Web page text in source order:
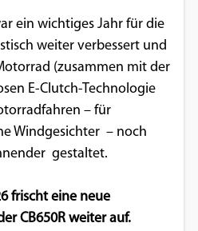
ein wichtiges Jahr für die
weiter verbessert und
(zusammen mit der
E-Clutch-Technologie
– für
Windgesichter – noch
gestaltet.
frischt eine neue
CB650R weiter auf.